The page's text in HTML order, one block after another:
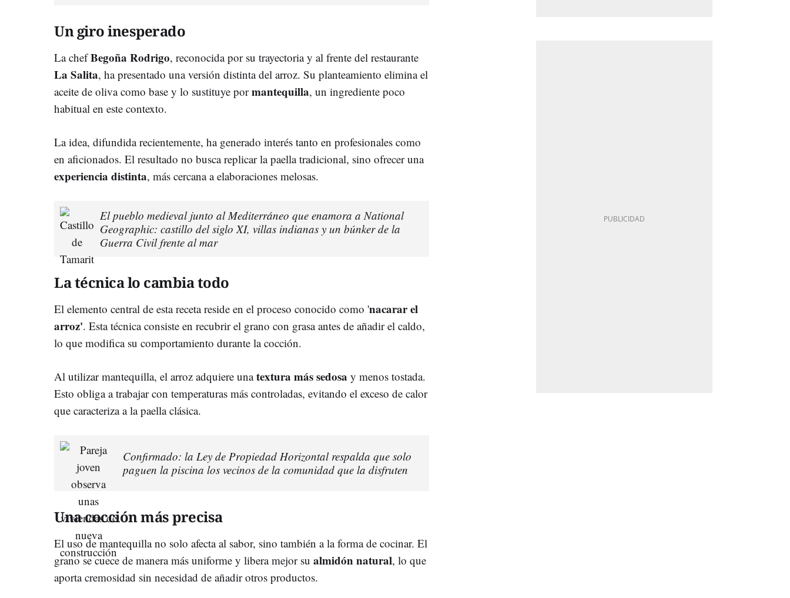
Un giro inesperado
La chefBegoña Rodrigo, reconocida por su trayectoria y al frente del restaurante
La Salita, ha presentado una versión distinta del arroz. Su planteamiento elimina el
aceite de oliva como base y lo sustituye pormantequilla, un ingrediente poco
habitual en este contexto.
La idea, difundida recientemente, ha generado interés tanto en profesionales como
en aficionados. El resultado no busca replicar la paella tradicional, sino ofrecer una
experiencia distinta, más cercana a elaboraciones melosas.
El pueblo medieval junto al Mediterráneo que enamora a National
Geographic: castillo del siglo XI, villas indianas y un búnker de la
Guerra Civil frente al mar
La técnica lo cambia todo
El elemento central de esta receta reside en el proceso conocido como 'nacarar el
arroz'. Esta técnica consiste en recubrir el grano con grasa antes de añadir el caldo,
lo que modifica su comportamiento durante la cocción.
Al utilizar mantequilla, el arroz adquiere unatextura más sedosa y menos tostada.
Esto obliga a trabajar con temperaturas más controladas, evitando el exceso de calor
que caracteriza a la paella clásica.
Confirmado: la Ley de Propiedad Horizontal respalda que solo
paguen la piscina los vecinos de la comunidad que la disfruten
Una cocción más precisa
El uso de mantequilla no solo afecta al sabor, sino también a la forma de cocinar. El
grano se cuece de manera más uniforme y libera mejor su almidón natural, lo que
aporta cremosidad sin necesidad de añadir otros productos.